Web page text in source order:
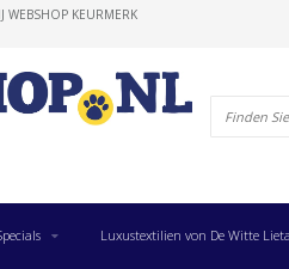
WEBSHOP KEURMERK
Luxustextilien von De Witte